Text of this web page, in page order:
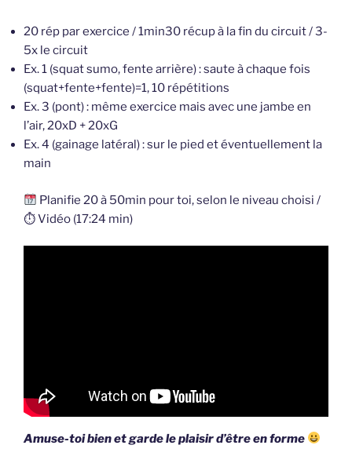
20 rép par exercice / 1min30 récup à la fin du circuit / 3-
5x le circuit
Ex. 1 (squat sumo, fente arrière) : saute à chaque fois
(squat+fente+fente)=1, 10 répétitions
Ex. 3 (pont) : même exercice mais avec une jambe en
l’air, 20xD + 20xG
Ex. 4 (gainage latéral) : sur le pied et éventuellement la
main
Planifie 20 à 50min pour toi, selon le niveau choisi /
⏱ Vidéo (17:24 min)
Amuse-toi bien et garde le plaisir d’être en forme